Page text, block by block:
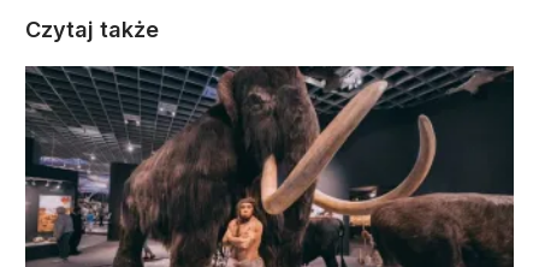
Czytaj także